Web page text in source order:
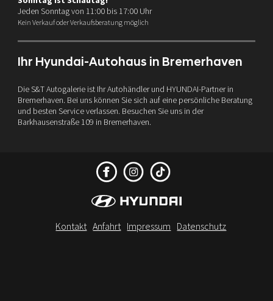
Jeden Sonntag von 11:00 bis 17:00 Uhr
Kein Verkauf oder Verkaufsberatung möglich
Ihr Hyundai-Autohaus in Bremerhaven
Die S&T Autogalerie ist Ihr Autohändler und HYUNDAI-Partner in
Bremerhaven. Bei uns können Sie sich auf eine persönliche Beratung
und besten Service verlassen. Besuchen Sie uns in der
Barkhausenstraße 109 in Bremerhaven.
Kontakt Anfahrt Impressum Datenschutz